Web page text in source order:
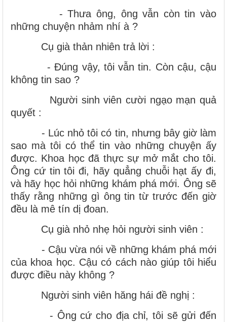
- Thưa ông, ông vẫn còn tin vào
những chuyện nhảm nhí à ?
Cụ già thản nhiên trả lời :
- Đúng vậy, tôi vẫn tin. Còn cậu, cậu
không tin sao ?
Người sinh viên cười ngạo mạn quả
quyết :
- Lúc nhỏ tôi có tin, nhưng bây giờ làm
sao mà tôi có thể tin vào những chuyện ấy
được. Khoa học đã thực sự mở mắt cho tôi.
Ông cứ tin tôi đi, hãy quẳng chuỗi hạt ấy đi,
và hãy học hỏi những khám phá mới. Ông sẽ
thấy rằng những gì ông tin từ trước đến giờ
đều là mê tín dị đoan.
Cụ già nhỏ nhẹ hỏi người sinh viên :
- Cậu vừa nói về những khám phá mới
của khoa học. Cậu có cách nào giúp tôi hiểu
được điều này không ?
Người sinh viên hăng hái đề nghị :
- Ông cứ cho địa chỉ, tôi sẽ gửi đến